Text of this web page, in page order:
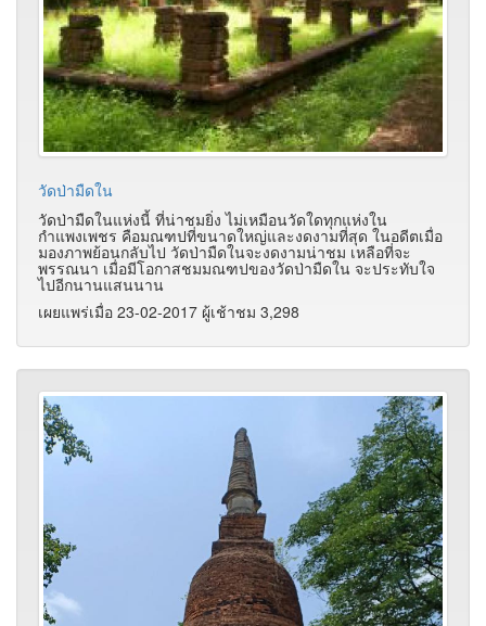
วัดป่ามืดใน
วัดป่ามืดในแห่งนี้ ที่น่าชมยิ่ง ไม่เหมือนวัดใดทุกแห่งใน
กำแพงเพชร คือมณฑปที่ขนาดใหญ่และงดงามที่สุด ในอดีตเมื่อ
มองภาพย้อนกลับไป วัดป่ามืดในจะงดงามน่าชม เหลือที่จะ
พรรณนา เมื่อมีโอกาสชมมณฑปของวัดป่ามืดใน จะประทับใจ
ไปอีกนานแสนนาน
เผยแพร่เมื่อ 23-02-2017 ผู้เช้าชม 3,298